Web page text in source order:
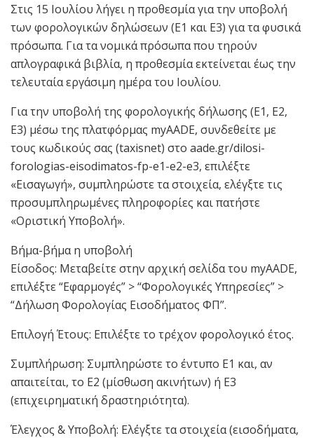
Στις 15 Ιουλίου λήγει η προθεσμία για την υποβολή
των φορολογικών δηλώσεων (Ε1 και Ε3) για τα φυσικά
πρόσωπα. Για τα νομικά πρόσωπα που τηρούν
απλογραφικά βιβλία, η προθεσμία εκτείνεται έως την
τελευταία εργάσιμη ημέρα του Ιουλίου.
Για την υποβολή της φορολογικής δήλωσης (Ε1, Ε2,
Ε3) μέσω της πλατφόρμας myAADE, συνδεθείτε με
τους κωδικούς σας (taxisnet) στο aade.gr/dilosi-
forologias-eisodimatos-fp-e1-e2-e3, επιλέξτε
«Εισαγωγή», συμπληρώστε τα στοιχεία, ελέγξτε τις
προσυμπληρωμένες πληροφορίες και πατήστε
«Οριστική Υποβολή».
Βήμα-βήμα η υποβολή
Είσοδος: Μεταβείτε στην αρχική σελίδα του myAADE,
επιλέξτε “Εφαρμογές” > “Φορολογικές Υπηρεσίες” >
“Δήλωση Φορολογίας Εισοδήματος ΦΠ”.
Επιλογή Έτους: Επιλέξτε το τρέχον φορολογικό έτος.
Συμπλήρωση: Συμπληρώστε το έντυπο Ε1 και, αν
απαιτείται, το Ε2 (μίσθωση ακινήτων) ή Ε3
(επιχειρηματική δραστηριότητα).
Έλεγχος & Υποβολή: Ελέγξτε τα στοιχεία (εισοδήματα,